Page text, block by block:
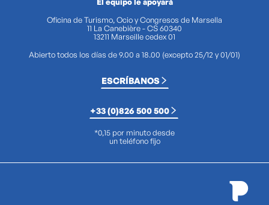
Oficina de Turismo, Ocio y Congresos de Marsella
11 La Canebière - CS 60340
13211 Marseille cedex 01
Abierto todos los días de 9.00 a 18.00 (excepto 25/12 y 01/01)
ESCRÍBANOS
+33 (0)826 500 500
*0,15 por minuto desde
un teléfono fijo